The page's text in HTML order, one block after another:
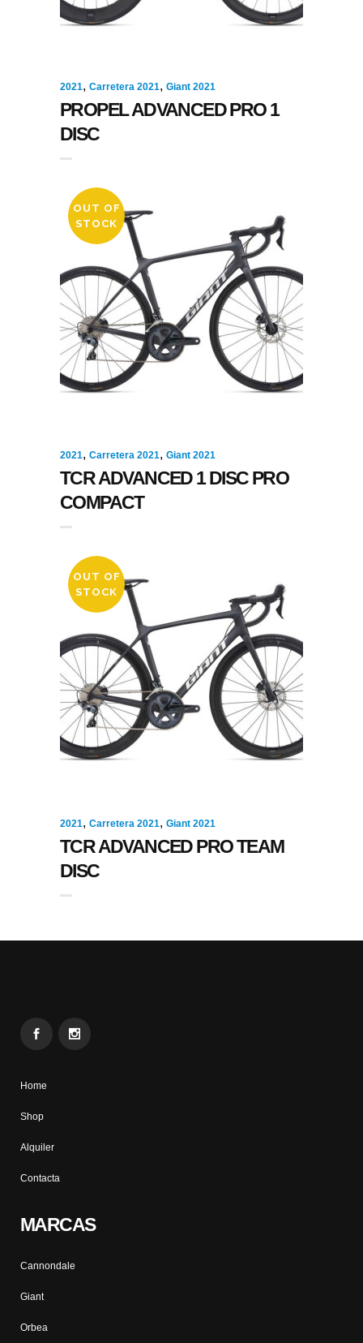
2021, Carretera 2021, Giant 2021
PROPEL ADVANCED PRO 1
DISC
OUT OF
STOCK
2021, Carretera 2021, Giant 2021
TCR ADVANCED 1 DISC PRO
COMPACT
OUT OF
STOCK
2021, Carretera 2021, Giant 2021
TCR ADVANCED PRO TEAM
DISC
Home
Shop
Alquiler
Contacta
MARCAS
Cannondale
Giant
Orbea